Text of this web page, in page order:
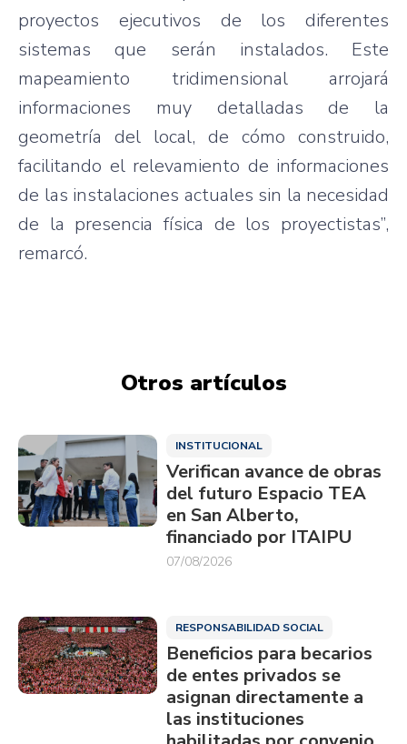
proyectos ejecutivos de los diferentes
sistemas que serán instalados. Este
mapeamiento tridimensional arrojará
informaciones muy detalladas de la
geometría del local, de cómo construido,
facilitando el relevamiento de informaciones
de las instalaciones actuales sin la necesidad
de la presencia física de los proyectistas”,
remarcó.
Otros artículos
INSTITUCIONAL
Verifican avance de obras
del futuro Espacio TEA
en San Alberto,
financiado por ITAIPU
07/08/2026
RESPONSABILIDAD SOCIAL
Beneficios para becarios
de entes privados se
asignan directamente a
las instituciones